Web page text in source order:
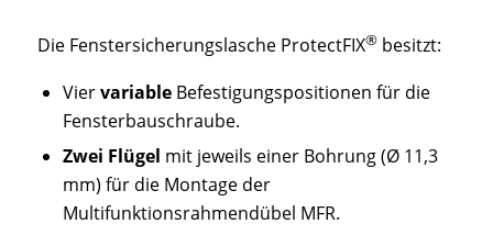
Die Fenstersicherungslasche ProtectFIX®besitzt:
ViervariableBefestigungspositionen für die
Fensterbauschraube.
Zwei Flügel mit jeweils einer Bohrung (Ø 11,3
mm) für die Montage der
Multifunktionsrahmendübel MFR.